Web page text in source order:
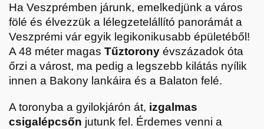
Ha Veszprémben járunk, emelkedjünk a város
fölé és élvezzük a lélegzetelállító panorámát a
Veszprémi vár egyik legikonikusabb épületéből!
A 48 méter magas Tűztorony évszázadok óta
őrzi a várost, ma pedig a legszebb kilátás nyílik
innen a Bakony lankáira és a Balaton felé.
A toronyba a gyilokjárón át, izgalmas
csigalépcsőn jutunk fel. Érdemes venni a